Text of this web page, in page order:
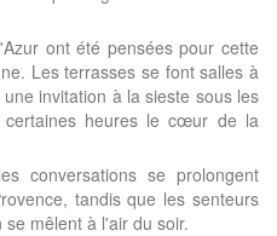
ont été pensées pour cette
Les terrasses se font salles à
invitation à la sieste sous les
heures le cœur de la
conversations se prolongent
tandis que les senteurs
mêlent à l'air du soir.